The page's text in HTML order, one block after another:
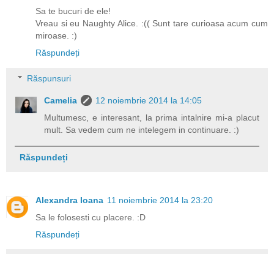
Sa te bucuri de ele!
Vreau si eu Naughty Alice. :(( Sunt tare curioasa acum cum
miroase. :)
Răspundeți
Răspunsuri
Camelia
12 noiembrie 2014 la 14:05
Multumesc, e interesant, la prima intalnire mi-a placut
mult. Sa vedem cum ne intelegem in continuare. :)
Răspundeți
Alexandra Ioana 11 noiembrie 2014 la 23:20
Sa le folosesti cu placere. :D
Răspundeți